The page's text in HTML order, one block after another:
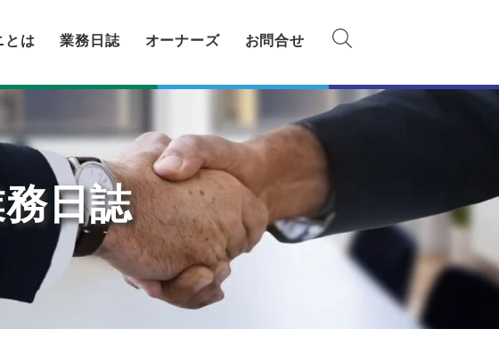
とは 業務日誌 オーナーズ お問合せ
日誌